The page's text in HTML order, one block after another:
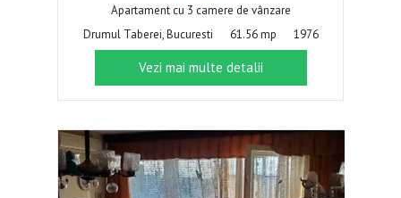
Apartament cu 3 camere de vânzare
Drumul Taberei, Bucuresti
61.56 mp 1976
Vezi mai multe detalii